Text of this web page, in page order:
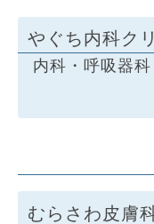
やぐち内科ク
内科・呼吸器
むらさわ皮膚